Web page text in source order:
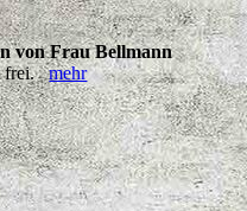
von Frau Bellmann
frei.mehr